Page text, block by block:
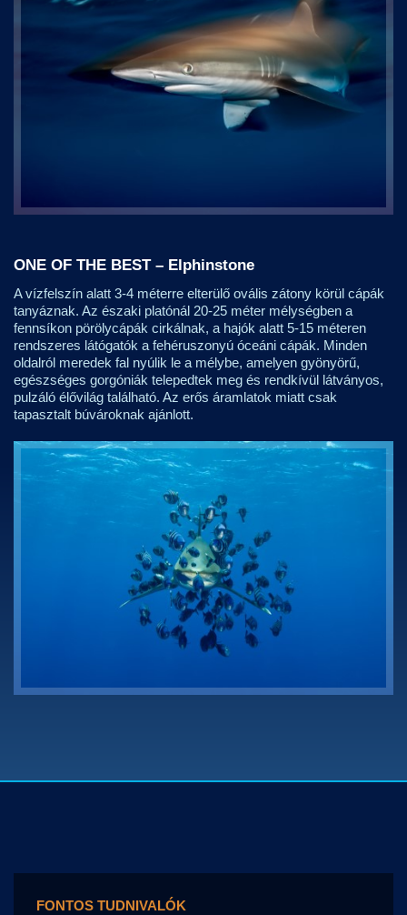
ONE OF THE BEST – Elphinstone
A vízfelszín alatt 3-4 méterre elterülő ovális zátony körül cápák
tanyáznak. Az északi platónál 20-25 méter mélységben a
fennsíkon pörölycápák cirkálnak, a hajók alatt 5-15 méteren
rendszeres látógatók a fehéruszonyú óceáni cápák. Minden
oldalról meredek fal nyúlik le a mélybe, amelyen gyönyörű,
egészséges gorgóniák telepedtek meg és rendkívül látványos,
pulzáló élővilág található. Az erős áramlatok miatt csak
tapasztalt búvároknak ajánlott.
FONTOS TUDNIVALÓK